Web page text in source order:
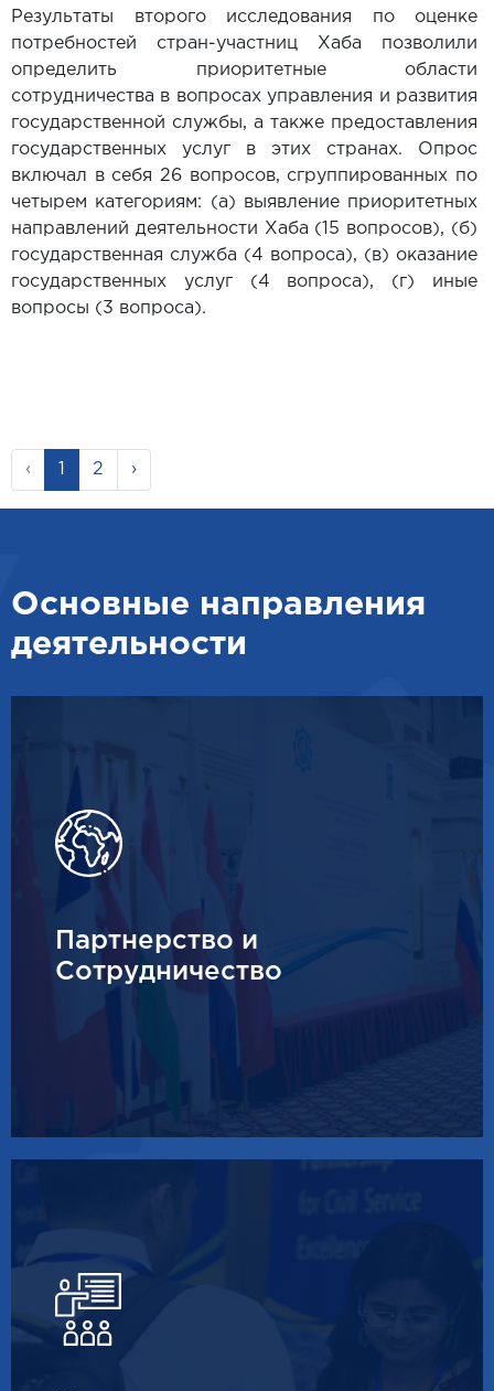
Результаты второго исследования по оценке
потребностей стран-участниц Хаба позволили
определить приоритетные области
сотрудничества в вопросах управления и развития
государственной службы, а также предоставления
государственных услуг в этих странах. Опрос
включал в себя 26 вопросов, сгруппированных по
четырем категориям: (а) выявление приоритетных
направлений деятельности Хаба (15 вопросов), (б)
государственная служба (4 вопроса), (в) оказание
государственных услуг (4 вопроса), (г) иные
вопросы (3 вопроса).
‹ 2 ›
Основные направления
деятельности
Партнерство и
Сотрудничество